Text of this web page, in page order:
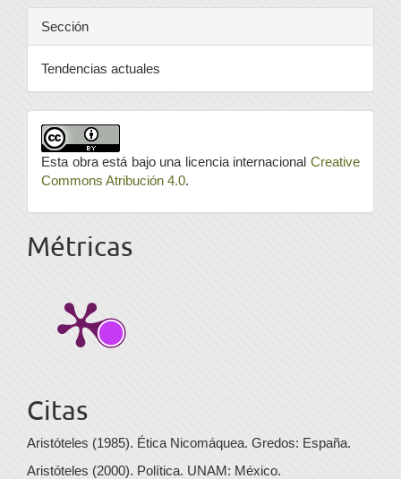
Sección
Tendencias actuales
Esta obra está bajo una licencia internacional Creative
Commons Atribución 4.0.
Métricas
Citas
Aristóteles (1985). Ética Nicomáquea. Gredos: España.
Aristóteles (2000). Política. UNAM: México.